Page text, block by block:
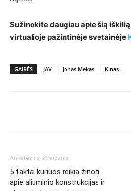
Sužinokite daugiau apie šią
virtualioje pažintinėje svetainėje
GAIRĖS JAV Jonas Mekas Kinas
Ankstesnis straipsnis
5 faktai kuriuos reikia žinoti
apie aliuminio konstrukcijas ir